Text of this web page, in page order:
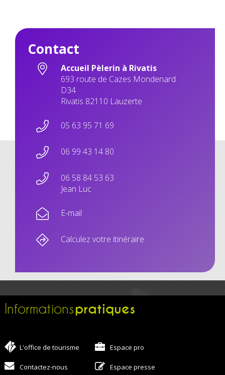
Contact
Accueil Pèlerin à Rivatis
693 route de Cazes Mondenard
D34
Rivatis 82110 Lauzerte
05 63 95 71 69
06 99 43 14 80
06 58 84 53 63
Jean Luc
E-mail
Calculez votre itinéraire
Informationspratiques
L'office de tourisme Espace pro
Contactez-nous Espace presse